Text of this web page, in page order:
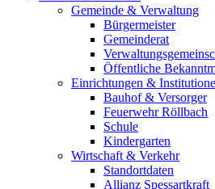
Gemeinde & Verwaltung
Bürgermeister
Gemeinderat
Öffentliche
Einrichtungen &
Bauhof & Versorger
Feuerwehr Röllbach
Schule
Kindergarten
Wirtschaft & Verkehr
Standortdaten
Allianz Spessartkraft